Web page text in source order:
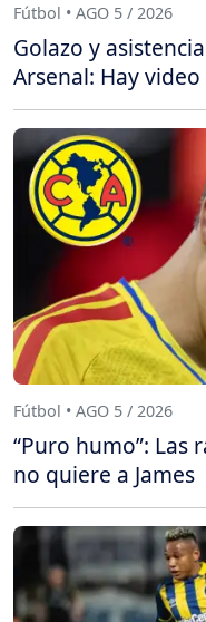
Fútbol • AGO 5 / 2026
Golazo y
Arsenal: Hay video
Fútbol • AGO 5 / 2026
“Puro humo”: Las
no quiere a James